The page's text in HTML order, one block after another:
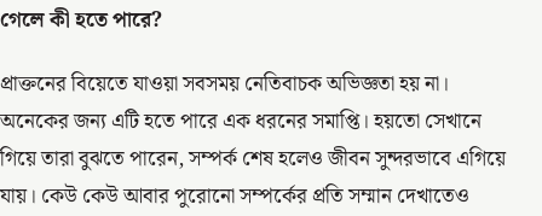
গেলে কী হতে পারে?
প্রাক্তনের বিয়েতে যাওয়া সবসময় নেতিবাচক অভিজ্ঞতা হয় না।
অনেকের জন্য এটি হতে পারে এক ধরনের সমাপ্তি। হয়তো সেখানে
গিয়ে তারা বুঝতে পারেন, সম্পর্ক শেষ হলেও জীবন সুন্দরভাবে এগিয়ে
যায়। কেউ কেউ আবার পুরোনো সম্পর্কের প্রতি সম্মান দেখাতেও